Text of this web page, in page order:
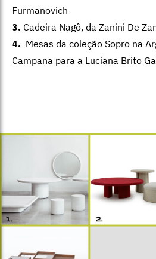
Furmanovich
3. Cadeira Nagô, da Zanini De
4. Mesas da coleção Sopro na
Campana para a Luciana Brito